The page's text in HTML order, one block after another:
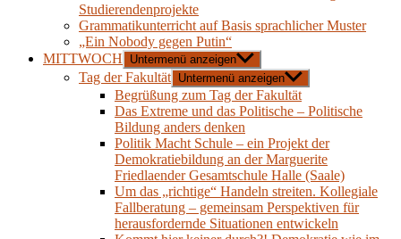
Studierendenprojekte
Grammatikunterricht auf Basis sprachlicher Muster
„Ein Nobody gegen Putin“
MITTWOCH
Untermenü anzeigen
Tag der Fakultät Untermenü anzeigen
Begrüßung zum Tag der Fakultät
Das Extreme und das Politische – Politische
Bildung anders denken
Politik Macht Schule – ein Projekt der
Demokratiebildung an der Marguerite
Friedlaender Gesamtschule Halle (Saale)
Um das „richtige“ Handeln streiten. Kollegiale
Fallberatung – gemeinsam Perspektiven für
herausfordernde Situationen entwickeln